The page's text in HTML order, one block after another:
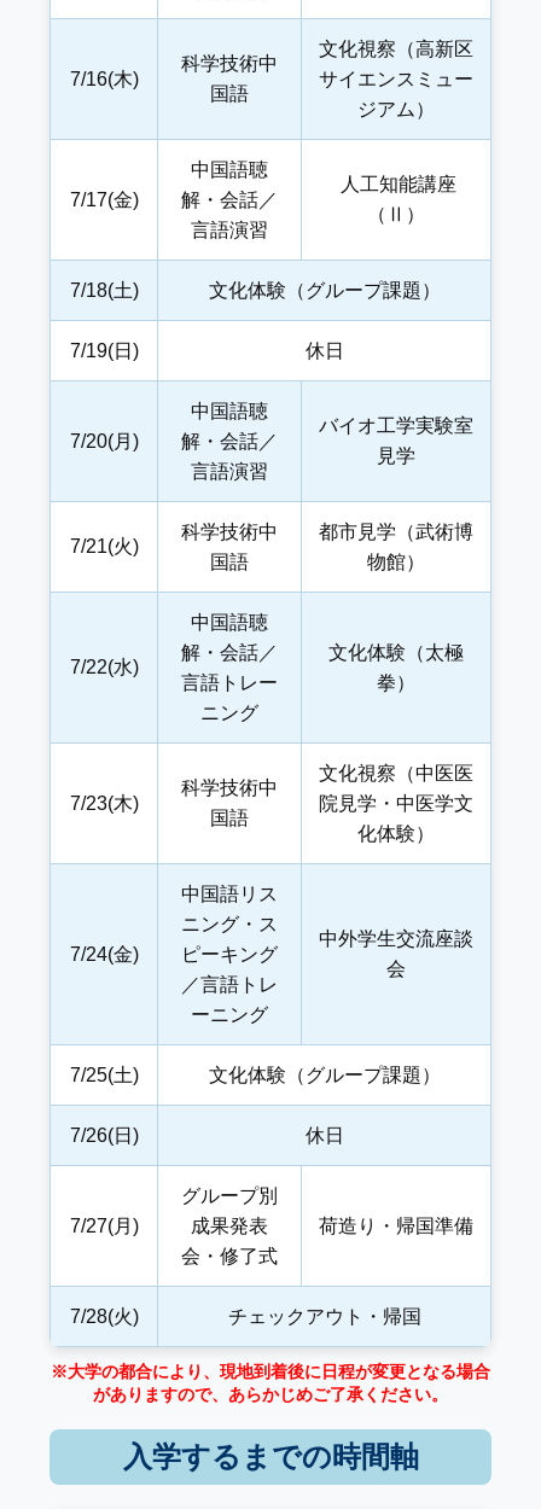
7/16(木)
科学技術中
国語
文化視察（高新区
サイエンスミュー
ジアム）
7/17(金)
中国語聴
解・会話／
言語演習
人工知能講座
（Ⅱ）
7/18(土) 文化体験（グループ課題）
7/19(日) 休日
7/20(月)
中国語聴
解・会話／
言語演習
バイオ工学実験室
見学
7/21(火)
科学技術中
国語
都市見学（武術博
物館）
7/22(水)
中国語聴
解・会話／
言語トレー
ニング
文化体験（太極
拳）
7/23(木)
科学技術中
国語
文化視察（中医医
院見学・中医学文
化体験）
7/24(金)
中国語リス
ニング・ス
ピーキング
／言語トレ
ーニング
中外学生交流座談
会
7/25(土) 文化体験（グループ課題）
7/26(日) 休日
7/27(月)
グループ別
成果発表
会・修了式
荷造り・帰国準備
7/28(火) チェックアウト・帰国
※大学の都合により、現地到着後に日程が変更となる場合
がありますので、あらかじめご了承ください。
入学するまでの時間軸